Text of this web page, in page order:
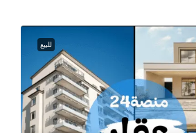
للبيع